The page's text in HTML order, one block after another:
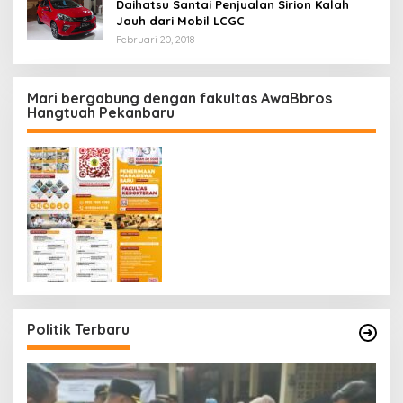
Daihatsu Santai Penjualan Sirion Kalah
Jauh dari Mobil LCGC
Februari 20, 2018
Mari bergabung dengan fakultas AwaBbros
Hangtuah Pekanbaru
Politik Terbaru